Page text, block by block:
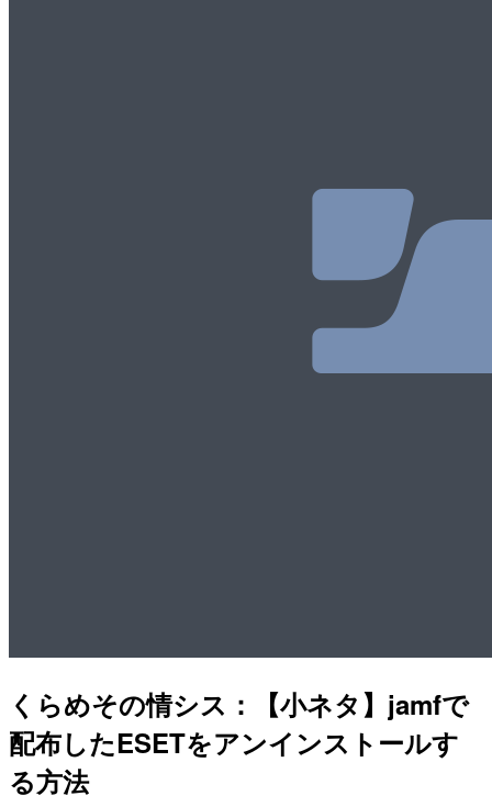
くらめその情シス：【小ネタ】jamfで
配布したESETをアンインストールす
る方法